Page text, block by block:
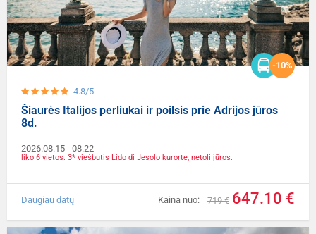
4.8/5
-10%
Šiaurės Italijos perliukai ir poilsis prie Adrijos jūros
8d.
2026.08.15 - 08.22
liko 6 vietos. 3* viešbutis Lido di Jesolo kurorte, netoli jūros.
Kaina nuo: 719 € 647.10 €
Daugiau datų